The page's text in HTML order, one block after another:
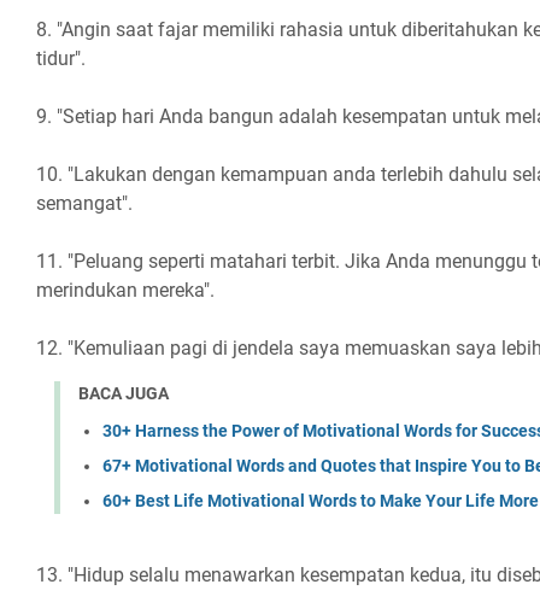
8. "Angin saat fajar memiliki rahasia untuk diberitahukan
tidur".
9. "Setiap hari Anda bangun adalah kesempatan untuk
10. "Lakukan dengan kemampuan anda terlebih dahulu
semangat".
11. "Peluang seperti matahari terbit. Jika Anda menunggu
merindukan mereka".
12. "Kemuliaan pagi di jendela saya memuaskan saya
BACA JUGA
30+ Harness the Power of Motivational Words for
67+ Motivational Words and Quotes that Inspire You to
60+ Best Life Motivational Words to Make Your Life
13. "Hidup selalu menawarkan kesempatan kedua, itu